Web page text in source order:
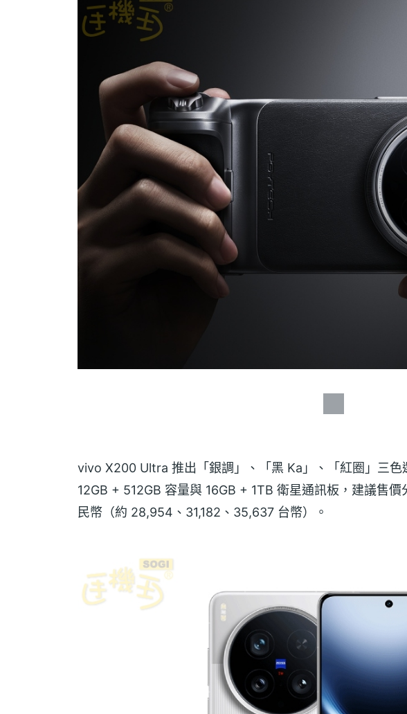
vivo X200 Ultra 推出「銀調」、「黑 Ka」、「紅圈」三色
12GB + 512GB 容量與 16GB + 1TB 衛星通訊板，建議售
民幣（約 28,954、31,182、35,637 台幣）。